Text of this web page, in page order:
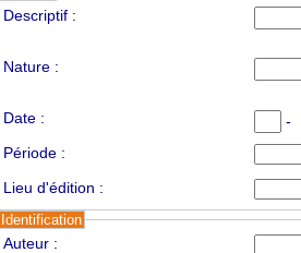
Descriptif :
Nature :
Date :
-
Période :
Lieu d'édition :
Identification
Auteur :